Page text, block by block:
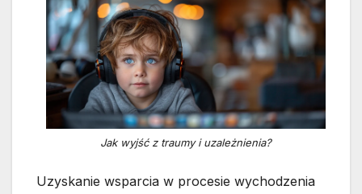
Jak wyjść z traumy i uzależnienia?
Uzyskanie wsparcia w procesie wychodzenia